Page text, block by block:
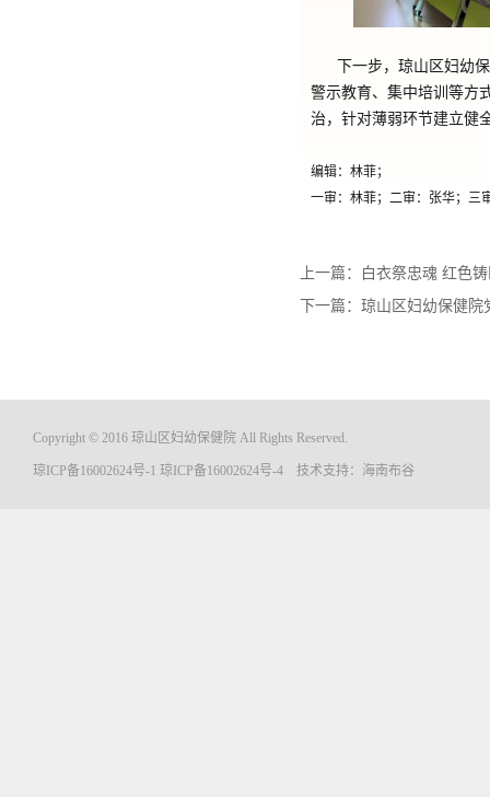
下一步，琼山区妇幼
警示教育、集中培训等方
治，针对薄弱环节建立健
编辑：林菲；
一审：林菲；二审：张华；三
上一篇：
白衣祭忠魂 红色
下一篇： 琼山区妇幼保健院
Copyright © 2016 琼山区妇幼保健院 All Rights Reserved.
琼ICP备16002624号-1 琼ICP备16002624号-4 技术支持： 海南布谷